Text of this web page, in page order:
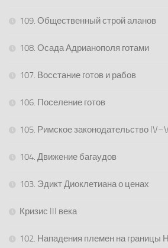
109. Общественный строй аланов
108. Осада Адрианополя готами
107. Восстание готов и рабов
106. Поселение готов
105. Римское законодательство
104. Движение багаудов
103. Эдикт Диоклетиана о ценах
Кризис III века
102. Нападения племен на границы